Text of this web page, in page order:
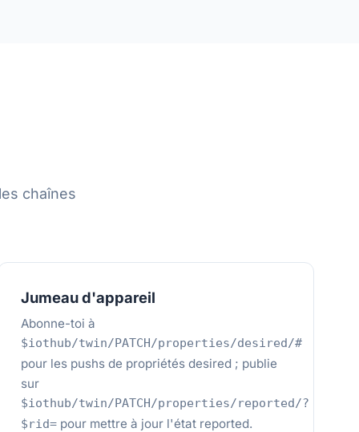
chaînes
Jumeau d'appareil
Abonne-toi à
$iothub/twin/PATCH/properties/desired/#
pour les pushs de propriétés desired ; publie
sur
$iothub/twin/PATCH/properties/reported/?
$rid= pour mettre à jour l'état reported.